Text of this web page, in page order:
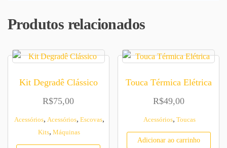
Produtos relacionados
Kit Degradê Clássico
R$75,00
Acessórios, Acessórios, Escovas,
Kits, Máquinas
Touca Térmica Elétrica
R$49,00
Acessórios, Toucas
Adicionar ao carrinho